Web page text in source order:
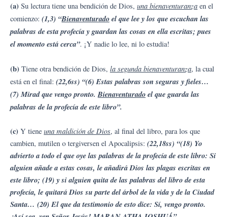
(a) Su lectura tiene una bendición de Dios, una bienaventuranza en el
comienzo: (1,3) “Bienaventuradoel que lee y los que escuchan las
palabras de esta profecía y guardan las cosas en ella escritas; pues
el momento está cerca”. ¡Y nadie lo lee, ni lo estudia!
(b) Tiene otra bendición de Dios, la segunda bienaventuranza, la cual
está en el final: (22,6ss) “(6) Estas palabras son seguras y fieles…
(7) Mirad que vengo pronto.Bienaventuradoel que guarda las
palabras de la profecía de este libro”.
(c) Y tiene una maldición de Dios, al final del libro, para los que
cambien, mutilen o tergiversen el Apocalipsis: (22,18ss) “(18) Yo
advierto a todo el que oye las palabras de la profecía de este libro: Si
alguien añade a estas cosas, le añadirá Dios las plagas escritas en
este libro; (19) y si alguien quita de las palabras del libro de esta
profecía, le quitará Dios su parte del árbol de la vida y de la Ciudad
Santa… (20) El que da testimonio de esto dice: Sí, vengo pronto.